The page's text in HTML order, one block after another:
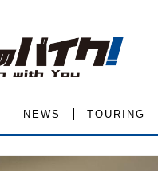
NEWS TOURING